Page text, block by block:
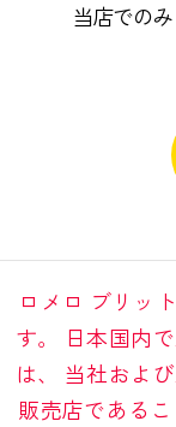
当店での
ロメロ ブリッ
す。
日本国内
は、
当社およ
販売店である